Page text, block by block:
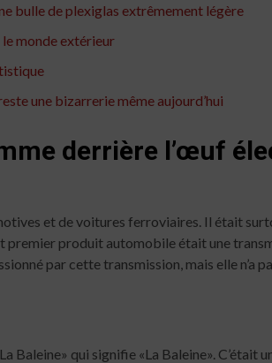
bulle de plexiglas extrêmement légère
monde extérieur
une bizarrerie même aujourd’hui
derrière l’œuf
et de voitures ferroviaires. Il était
produit automobile était une
par cette transmission, mais elle n’a
qui signifie «La Baleine». C’était